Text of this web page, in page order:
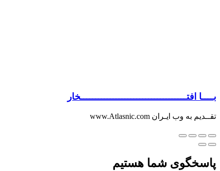
بــــا افتــــــــــــــــــــــــــــــــــــخار
تقــدیم به وب ایـران www.Atlasnic.com
پاسخگوی شما هستیم